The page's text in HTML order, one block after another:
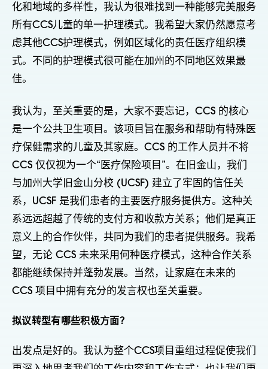
化和地域的多样性，我认为很难找到一种能够完美服务
所有CCS儿童的单一护理模式。我希望大家仍然愿意考
虑其他CCS护理模式，例如区域化的责任医疗组织模
式。不同的护理模式很可能在加州的不同地区效果最
佳。
我认为，至关重要的是，大家不要忘记，CCS 的核心
是一个公共卫生项目。该项目旨在服务和帮助有特殊医
疗保健需求的儿童及其家庭。CCS 的工作人员并不将
CCS 仅仅视为一个“医疗保险项目”。在旧金山，我们
与加州大学旧金山分校 (UCSF) 建立了牢固的信任关
系，UCSF 是我们患者的主要医疗服务提供方。这种关
系远远超越了传统的支付方和收款方关系；他们是真正
意义上的合作伙伴，共同为我们的患者提供服务。我希
望，无论 CCS 未来采用何种医疗模式，这种合作关系
都能继续保持并蓬勃发展。当然，让家庭在未来的
CCS 项目中拥有充分的发言权也至关重要。
拟议转型有哪些积极方面？
出发点是好的。我认为整个CCS项目重组过程促使我们